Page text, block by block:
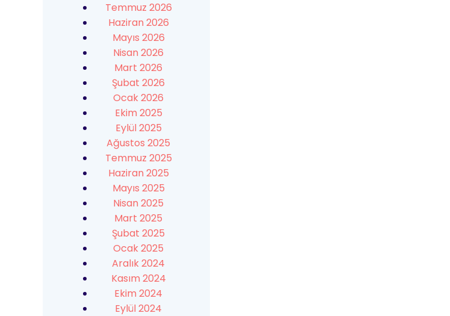
Temmuz 2026
Haziran 2026
Mayıs 2026
Nisan 2026
Mart 2026
Şubat 2026
Ocak 2026
Ekim 2025
Eylül 2025
Ağustos 2025
Temmuz 2025
Haziran 2025
Mayıs 2025
Nisan 2025
Mart 2025
Şubat 2025
Ocak 2025
Aralık 2024
Kasım 2024
Ekim 2024
Eylül 2024